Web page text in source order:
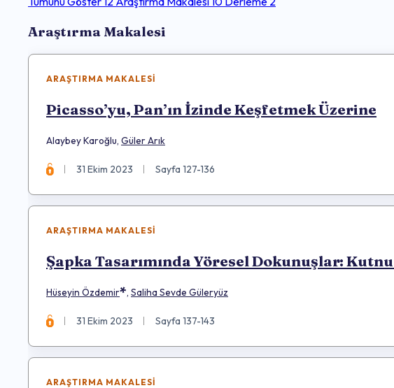
Makaleler
Araştırma Makalesi
ARAŞTIRMA MAKALESI
Picasso’yu, Pan’ın İzinde Keşfetmek Üzerine
Alaybey Karoğlu, Güler Arık
31 Ekim 2023 Sayfa 127-136
ARAŞTIRMA MAKALESI
Şapka Tasarımında Yöresel Dokunuşlar:
Hüseyin Özdemir*, Saliha Sevde Güleryüz
31 Ekim 2023 Sayfa 137-143
ARAŞTIRMA MAKALESI